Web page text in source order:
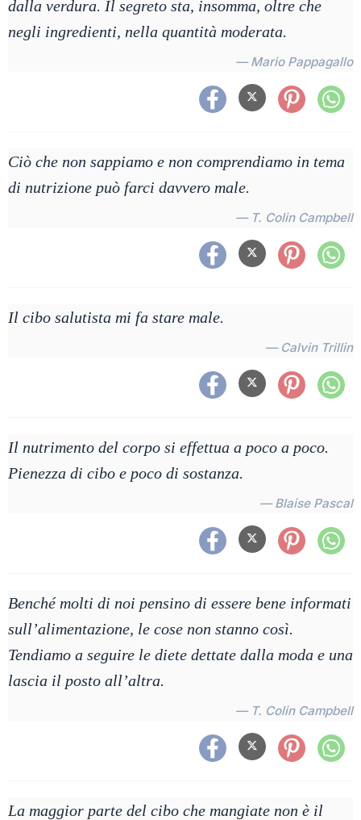
dalla verdura. Il segreto sta, insomma, oltre che
negli ingredienti, nella quantità moderata.
— Mario Pappagallo
Ciò che non sappiamo e non comprendiamo in tema
di nutrizione può farci davvero male.
— T. Colin Campbell
Il cibo salutista mi fa stare male.
— Calvin Trillin
Il nutrimento del corpo si effettua a poco a poco.
Pienezza di cibo e poco di sostanza.
— Blaise Pascal
Benché molti di noi pensino di essere bene informati
sull’alimentazione, le cose non stanno così.
Tendiamo a seguire le diete dettate dalla moda e una
lascia il posto all’altra.
— T. Colin Campbell
La maggior parte del cibo che mangiate non è il